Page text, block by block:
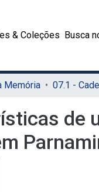
& Coleções Busca
Memória 07.1 -
de